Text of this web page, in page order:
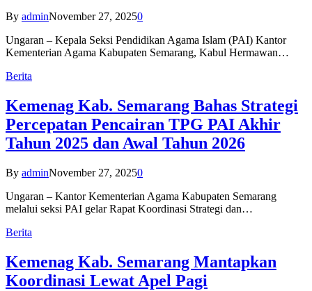
By adminNovember 27, 20250
Ungaran – Kepala Seksi Pendidikan Agama Islam (PAI) Kantor
Kementerian Agama Kabupaten Semarang, Kabul Hermawan…
Berita
Kemenag Kab. Semarang Bahas Strategi
Percepatan Pencairan TPG PAI Akhir
Tahun 2025 dan Awal Tahun 2026
By adminNovember 27, 20250
Ungaran – Kantor Kementerian Agama Kabupaten Semarang
melalui seksi PAI gelar Rapat Koordinasi Strategi dan…
Berita
Kemenag Kab. Semarang Mantapkan
Koordinasi Lewat Apel Pagi